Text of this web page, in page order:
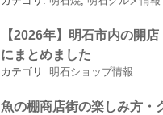
【2026年】明石市内の開
にまとめました
カテゴリ:明石ショップ情報
魚の棚商店街の楽しみ方・